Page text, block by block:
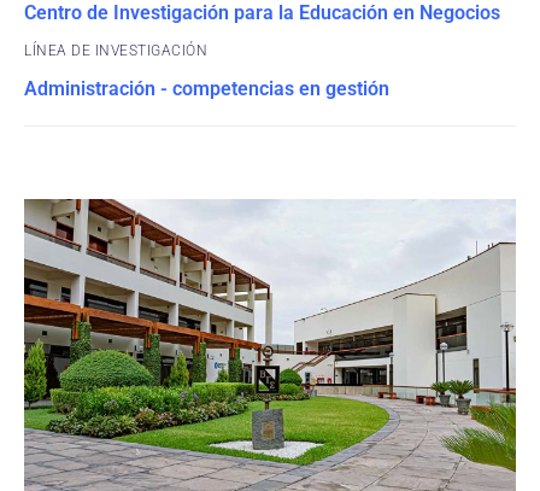
Centro de Investigación para la Educación en Negocios
Administración - competencias en gestión